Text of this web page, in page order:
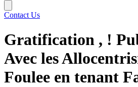
Contact Us
Gratification , !
Avec les
Foulee en tenant